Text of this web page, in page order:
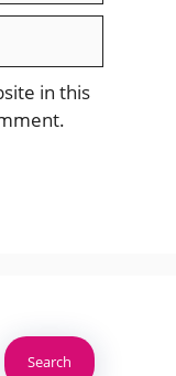
in this
Search